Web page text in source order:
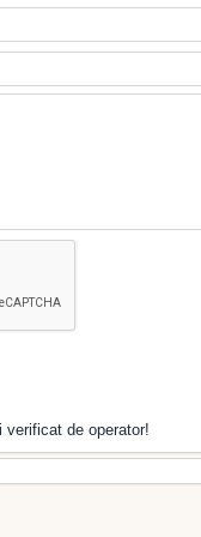
de operator!